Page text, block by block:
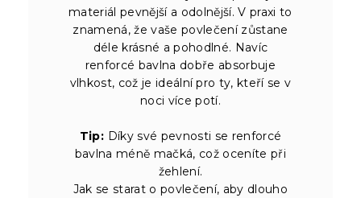
materiál pevnější a odolnější. V praxi to
znamená, že vaše povlečení zůstane
déle krásné a pohodlné. Navíc
renforcé bavlna dobře absorbuje
vlhkost, což je ideální pro ty, kteří se v
noci více potí.
Tip: Díky své pevnosti se renforcé
bavlna méně mačká, což oceníte při
žehlení.
Jak se starat o povlečení, aby dlouho